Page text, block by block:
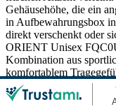
Gehäusehöhe, die ein
in Aufbewahrungsbox
direkt verschenkt oder
ORIENT Unisex
Kombination aus
komfortablem
eine zuverlässige und
Lieferzeit 1-3 Tage